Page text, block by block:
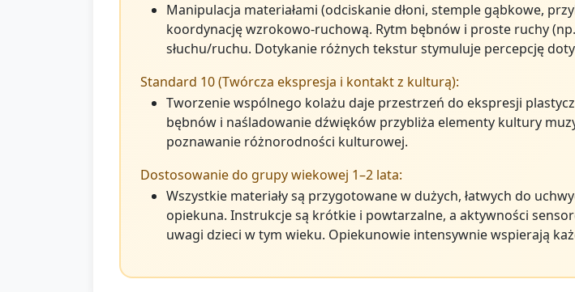
Manipulacja materiałami (odciskanie dłoni, stemple gąbkowe,
koordynację wzrokowo-ruchową. Rytm bębnów i proste ruchy
słuchu/ruchu. Dotykanie różnych tekstur stymuluje percepcję
Standard 10 (Twórcza ekspresja i kontakt z kulturą):
Tworzenie wspólnego kolażu daje przestrzeń do ekspresji
bębnów i naśladowanie dźwięków przybliża elementy kultury
poznawanie różnorodności kulturowej.
Dostosowanie do grupy wiekowej 1–2 lata:
Wszystkie materiały są przygotowane w dużych, łatwych do
opiekuna. Instrukcje są krótkie i powtarzalne, a aktywności
uwagi dzieci w tym wieku. Opiekunowie intensywnie wspierają